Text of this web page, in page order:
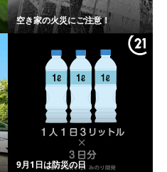
空き家の火災にご注意！
9月1日は防災の日